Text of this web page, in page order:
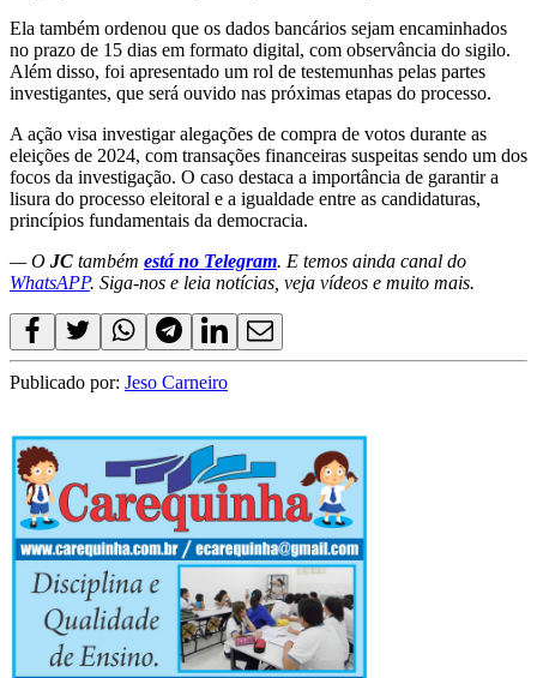
Ela também ordenou que os dados bancários sejam encaminhados
no prazo de 15 dias em formato digital, com observância do sigilo.
Além disso, foi apresentado um rol de testemunhas pelas partes
investigantes, que será ouvido nas próximas etapas do processo.
A ação visa investigar alegações de compra de votos durante as
eleições de 2024, com transações financeiras suspeitas sendo um dos
focos da investigação. O caso destaca a importância de garantir a
lisura do processo eleitoral e a igualdade entre as candidaturas,
princípios fundamentais da democracia.
— O JC também está no Telegram. E temos ainda canal do
WhatsAPP. Siga-nos e leia notícias, veja vídeos e muito mais.
Publicado por: Jeso Carneiro